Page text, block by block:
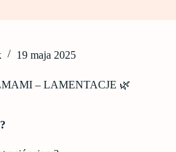
19 maja 2025
– LAMENTACJE 🌿